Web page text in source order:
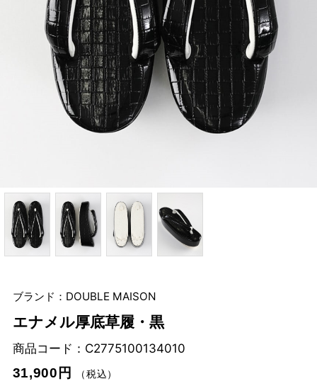
ブランド：DOUBLE MAISON
エナメル厚底草履・黒
商品コード： C2775100134010
31,900円
（税込）